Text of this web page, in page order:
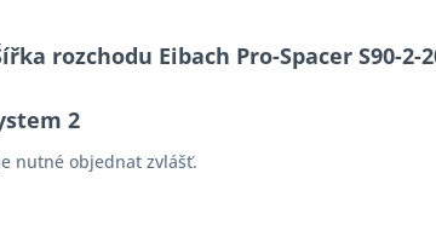
rozchodu Eibach Pro-Spacer S90-
2
nutné objednat zvlášť.